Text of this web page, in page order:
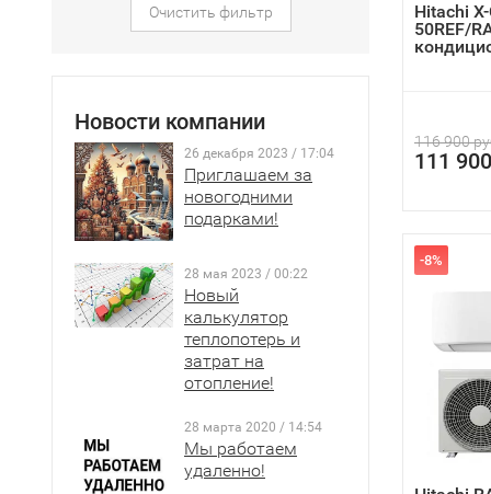
Очистить фильтр
Новости компании
26 декабря 2023 / 17:04
Приглашаем за
новогодними
подарками!
28 мая 2023 / 00:22
Новый
калькулятор
теплопотерь и
затрат на
отопление!
28 марта 2020 / 14:54
Мы работаем
удаленно!
Таким
которые
Hitachi
50REF/
116 900
111
-8%